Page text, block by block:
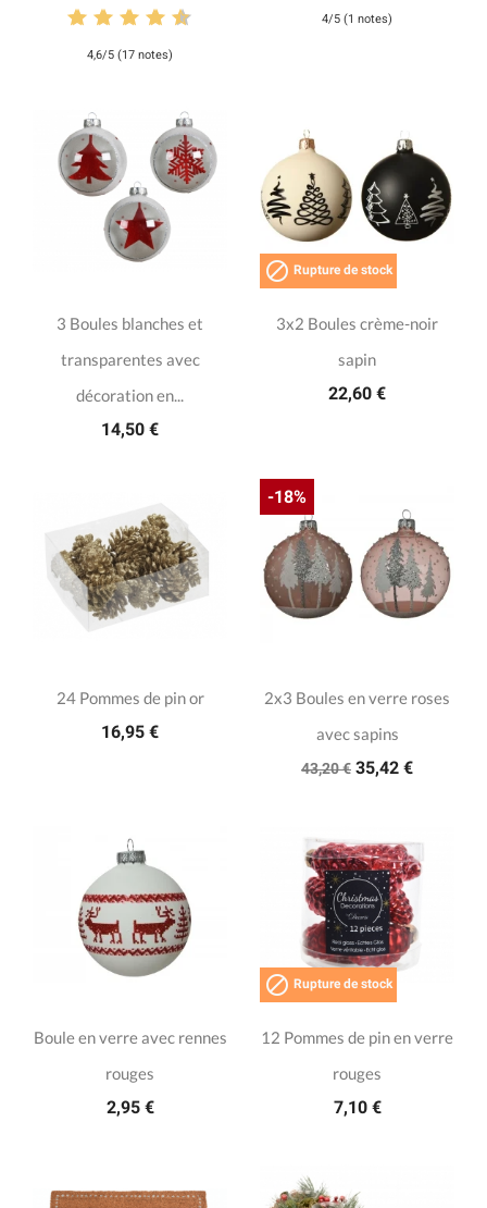
4,6/5 (17 notes)
4/5 (1 notes)
3 Boules blanches et
transparentes avec
décoration en...
14,50 €
 Rupture de stock
3x2 Boules crème-noir
sapin
22,60 €
24 Pommes de pin or
16,95 €
2x3 Boules en verre roses
avec sapins
43,20 € 35,42 €
-18%
Boule en verre avec rennes
rouges
2,95 €
 Rupture de stock
12 Pommes de pin en verre
rouges
7,10 €